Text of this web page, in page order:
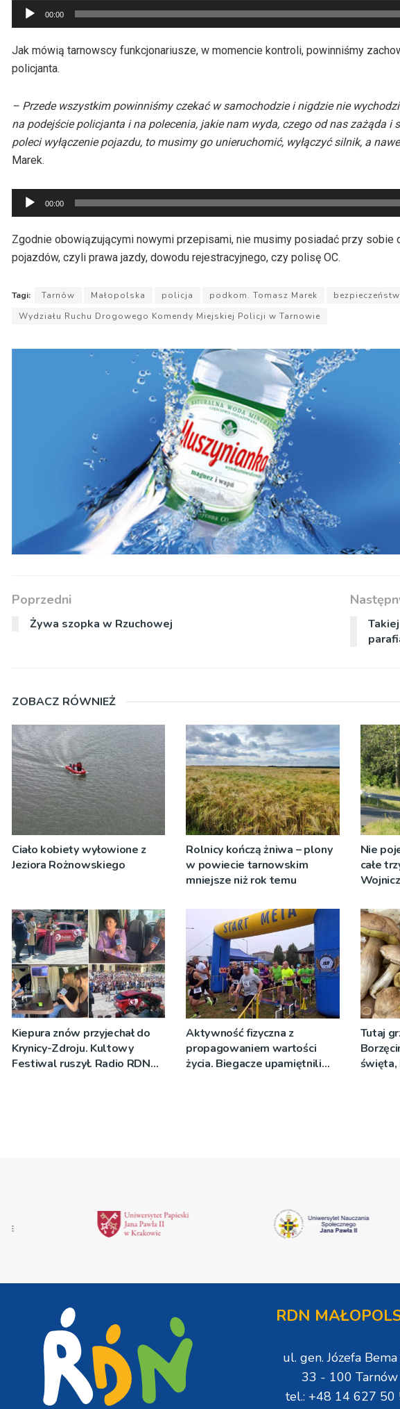
Odtwarzacz
plików
dźwiękowych
00:00
Jak mówią tarnowscy funkcjonariusze, w momencie kontroli, powinniśmy
policjanta.
– Przede wszystkim powinniśmy czekać w samochodzie i nigdzie nie
na podejście policjanta i na polecenia, jakie nam wyda, czego od nas zażąda
poleci wyłączenie pojazdu, to musimy go unieruchomić, wyłączyć silnik, a
Marek.
Odtwarzacz
plików
dźwiękowych
00:00
Zgodnie obowiązującymi nowymi przepisami, nie musimy posiadać przy sobie
pojazdów, czyli prawa jazdy, dowodu rejestracyjnego, czy polisę OC.
Tagi: Tarnów Małopolska policja podkom. Tomasz Marek
Wydziału Ruchu Drogowego Komendy Miejskiej Policji w Tarnowie
Poprzedni
Żywa szopka w Rzuchowej
ZOBACZ RÓWNIEŻ
Ciało kobiety wyłowione z
Jeziora Rożnowskiego
Rolnicy kończą żniwa – plony
w powiecie tarnowskim
mniejsze niż rok temu
Nie
całe
Kiepura znów przyjechał do
Krynicy-Zdroju. Kultowy
Festiwal ruszył. Radio RDN
Aktywność fizyczna z
propagowaniem wartości
życia. Biegacze upamiętnili
Tutaj
święta,
RDN
ul. gen. Józefa
33 - 100 Tarnów
tel.: +48 14 627 50